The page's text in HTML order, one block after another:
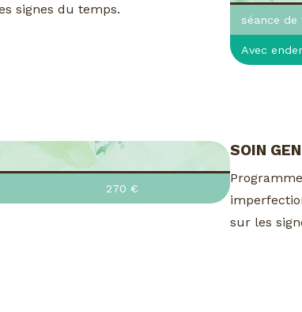
signes du temps.
séance de
Avec
270 €
SOIN
sur les